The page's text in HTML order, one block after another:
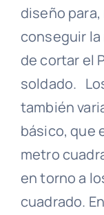
diseño
conseguir la
de cortar el
soldado.
también
básico, que
metro
en torno a
cuadrado.